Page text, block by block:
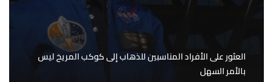
العثور على الأفراد المناسبين للذهاب إلى كوكب المريخ ليس
بالأمر السهل